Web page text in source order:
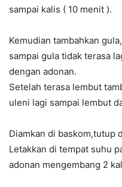
sampai kalis ( 10 menit ).
Kemudian tambahkan
sampai gula tidak terasa
dengan adonan.
Setelah terasa lembut
uleni lagi sampai lembut
Diamkan di baskom,tutup
Letakkan di tempat suhu
adonan mengembang 2